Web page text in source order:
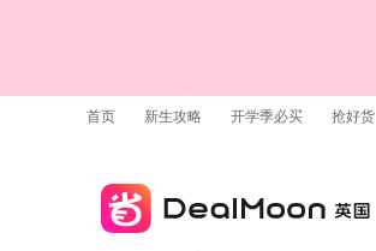
首页 新生攻略 开学季必买 抢好货